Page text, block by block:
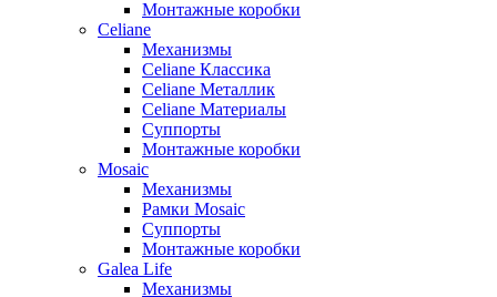
Монтажные коробки
Celiane
Механизмы
Celiane Классика
Celiane Металлик
Celiane Материалы
Суппорты
Монтажные коробки
Mosaic
Механизмы
Рамки Mosaic
Суппорты
Монтажные коробки
Galea Life
Механизмы